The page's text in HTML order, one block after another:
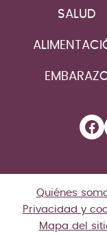
SALUD
Quiénes
Privacidad y
Mapa del